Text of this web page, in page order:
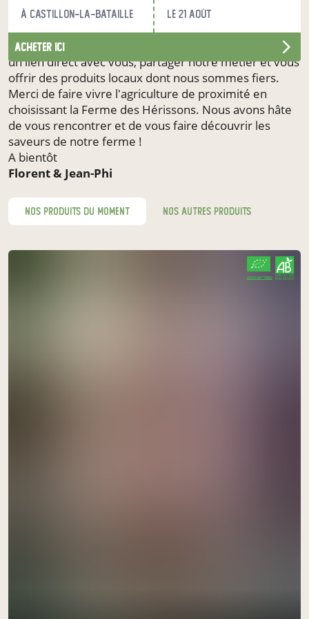
à Castillon-la-Bataille
le 21 août
acheter ici
favoriser la biodiversité et vous proposer des produits
frais, savoureux et récoltés à maturité.
Nous avons choisi la vente en circuit court pour créer
un lien direct avec vous, partager notre métier et vous
offrir des produits locaux dont nous sommes fiers.
Merci de faire vivre l'agriculture de proximité en
choisissant la Ferme des Hérissons. Nous avons hâte
de vous rencontrer et de vous faire découvrir les
saveurs de notre ferme !
A bientôt
Florent & Jean-Phi
nos produits du moment nos autres produits
CERTIFIÉ PAR FR-BIO-01
AGRICULTURE FRANCE